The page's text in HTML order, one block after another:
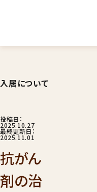
看護・介護提供型共同住宅
入居について
投稿日：
2025.10.27
最終更新日：
2025.11.01
抗がん
剤の治